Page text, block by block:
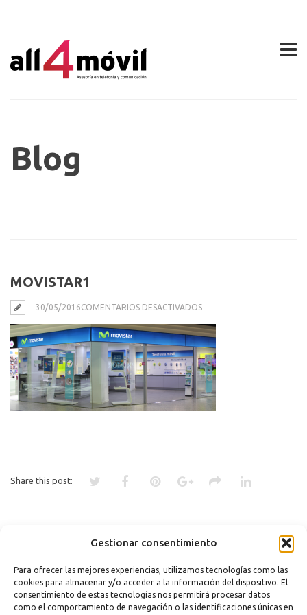
Gestionar consentimiento
Para ofrecer las mejores experiencias, utilizamos tecnologías como las
cookies para almacenar y/o acceder a la información del dispositivo. El
consentimiento de estas tecnologías nos permitirá procesar datos
como el comportamiento de navegación o las identificaciones únicas en
Blog
MOVISTAR1
30/05/2016COMENTARIOS DESACTIVADOSEN
Share this post:
MOVISTAR EMPIEZA A COBRAR
DATOS EN EL MÓVIL
Comments are closed.